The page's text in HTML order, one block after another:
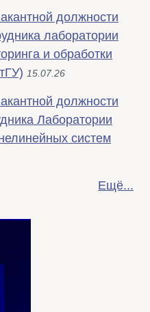
должности
лаборатории
и обработки
15.07.26
должности
Лаборатории
систем
Ещё...